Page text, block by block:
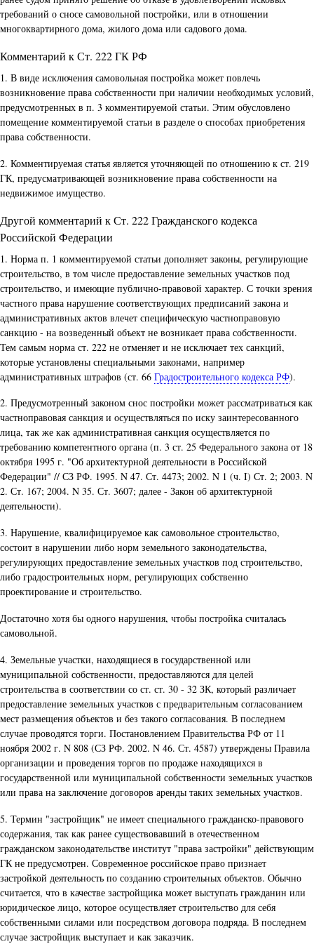
требований о сносе самовольной постройки, или в отношении
многоквартирного дома, жилого дома или садового дома.
Комментарий к Ст. 222 ГК РФ
1. В виде исключения самовольная постройка может повлечь
возникновение права собственности при наличии необходимых условий,
предусмотренных в п. 3 комментируемой статьи. Этим обусловлено
помещение комментируемой статьи в разделе о способах приобретения
права собственности.
2. Комментируемая статья является уточняющей по отношению к ст. 219
ГК, предусматривающей возникновение права собственности на
недвижимое имущество.
Другой комментарий к Ст. 222 Гражданского кодекса
Российской Федерации
1. Норма п. 1 комментируемой статьи дополняет законы, регулирующие
строительство, в том числе предоставление земельных участков под
строительство, и имеющие публично-правовой характер. С точки зрения
частного права нарушение соответствующих предписаний закона и
административных актов влечет специфическую частноправовую
санкцию - на возведенный объект не возникает права собственности.
Тем самым норма ст. 222 не отменяет и не исключает тех санкций,
которые установлены специальными законами, например
административных штрафов (ст. 66 Градостроительного кодекса РФ).
2. Предусмотренный законом снос постройки может рассматриваться как
частноправовая санкция и осуществляться по иску заинтересованного
лица, так же как административная санкция осуществляется по
требованию компетентного органа (п. 3 ст. 25 Федерального закона от 18
октября 1995 г. "Об архитектурной деятельности в Российской
Федерации" // СЗ РФ. 1995. N 47. Ст. 4473; 2002. N 1 (ч. I) Ст. 2; 2003. N
2. Ст. 167; 2004. N 35. Ст. 3607; далее - Закон об архитектурной
деятельности).
3. Нарушение, квалифицируемое как самовольное строительство,
состоит в нарушении либо норм земельного законодательства,
регулирующих предоставление земельных участков под строительство,
либо градостроительных норм, регулирующих собственно
проектирование и строительство.
Достаточно хотя бы одного нарушения, чтобы постройка считалась
самовольной.
4. Земельные участки, находящиеся в государственной или
муниципальной собственности, предоставляются для целей
строительства в соответствии со ст. ст. 30 - 32 ЗК, который различает
предоставление земельных участков с предварительным согласованием
мест размещения объектов и без такого согласования. В последнем
случае проводятся торги. Постановлением Правительства РФ от 11
ноября 2002 г. N 808 (СЗ РФ. 2002. N 46. Ст. 4587) утверждены Правила
организации и проведения торгов по продаже находящихся в
государственной или муниципальной собственности земельных участков
или права на заключение договоров аренды таких земельных участков.
5. Термин "застройщик" не имеет специального гражданско-правового
содержания, так как ранее существовавший в отечественном
гражданском законодательстве институт "права застройки" действующим
ГК не предусмотрен. Современное российское право признает
застройкой деятельность по созданию строительных объектов. Обычно
считается, что в качестве застройщика может выступать гражданин или
юридическое лицо, которое осуществляет строительство для себя
собственными силами или посредством договора подряда. В последнем
случае застройщик выступает и как заказчик.